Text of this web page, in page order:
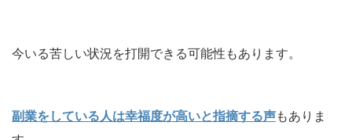
今いる苦しい状況を打開できる可能性もあります。
副業をしている人は幸福度が高いと指摘する声もありま